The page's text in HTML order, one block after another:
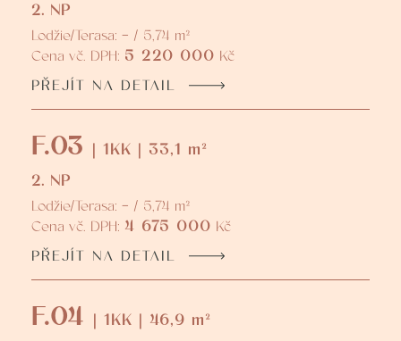
2. NP
Lodžie/Terasa: - / 5,74 m²
Cena vč. DPH: 5 220 000 Kč
PŘEJÍT NA DETAIL
F.03 | 1KK | 33,1 m²
2. NP
Lodžie/Terasa: - / 5,74 m²
Cena vč. DPH: 4 675 000 Kč
PŘEJÍT NA DETAIL
F.04 | 1KK | 46,9 m²